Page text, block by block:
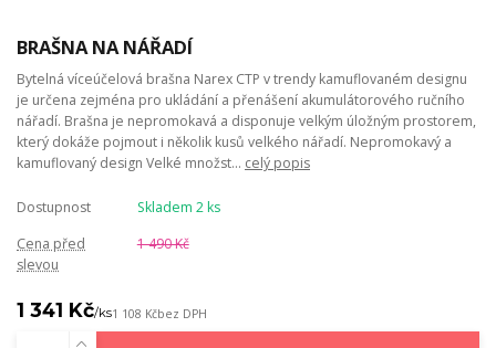
BRAŠNA NA NÁŘADÍ
Bytelná víceúčelová brašna Narex CTP v trendy kamuflovaném designu
je určena zejména pro ukládání a přenášení akumulátorového ručního
nářadí. Brašna je nepromokavá a disponuje velkým úložným prostorem,
který dokáže pojmout i několik kusů velkého nářadí. Nepromokavý a
kamuflovaný design Velké množst... celý popis
Dostupnost
Skladem 2 ks
Cena před
slevou
1 490 Kč
1 341 Kč/ks1 108 Kčbez DPH